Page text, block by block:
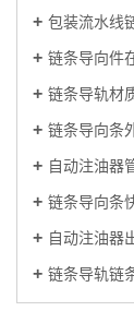
包装流水线
链条导向件
链条导轨材
链条导向条
自动注油器
链条导向条
自动注油器出
链条导轨链条